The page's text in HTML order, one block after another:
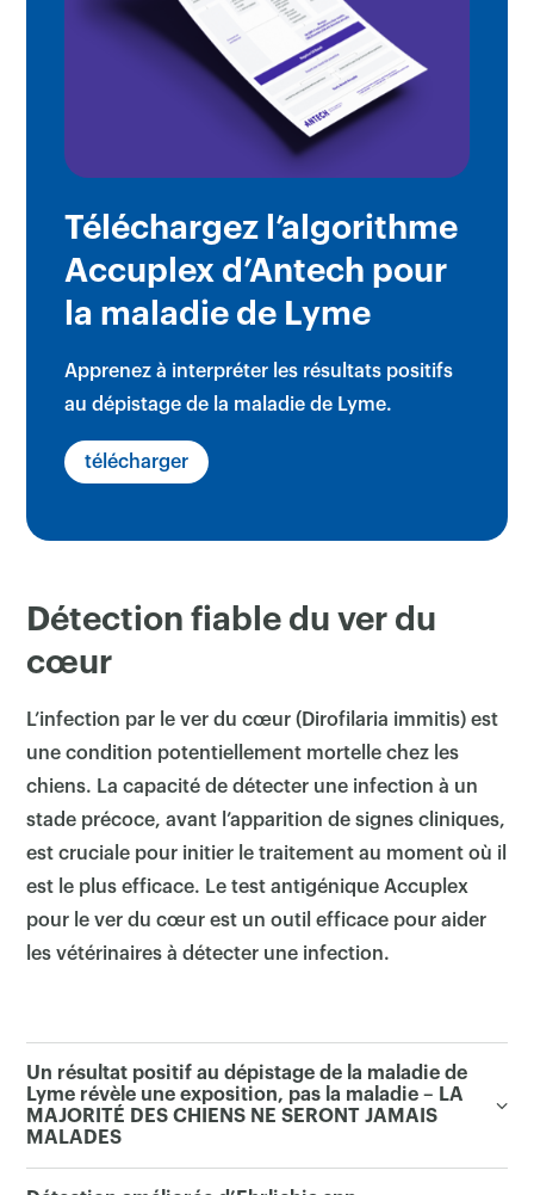
Téléchargez l’algorithme
Accuplex d’Antech pour
la maladie de Lyme
Apprenez à interpréter les résultats positifs
au dépistage de la maladie de Lyme.
télécharger
Détection fiable du ver du
cœur
L’infection par le ver du cœur (Dirofilaria immitis) est
une condition potentiellement mortelle chez les
chiens. La capacité de détecter une infection à un
stade précoce, avant l’apparition de signes cliniques,
est cruciale pour initier le traitement au moment où il
est le plus efficace. Le test antigénique Accuplex
pour le ver du cœur est un outil efficace pour aider
les vétérinaires à détecter une infection.
Un résultat positif au dépistage de la maladie de
Lyme révèle une exposition, pas la maladie – LA
MAJORITÉ DES CHIENS NE SERONT JAMAIS
MALADES
×